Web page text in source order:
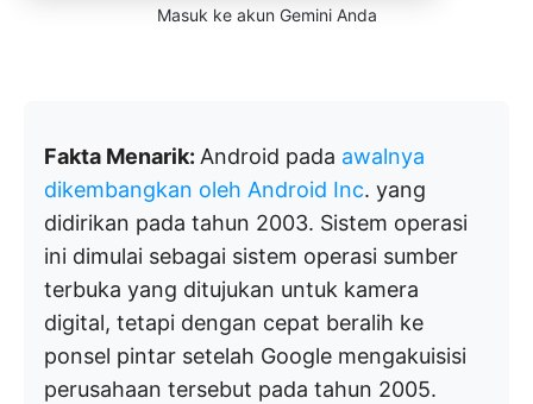
Masuk ke akun Gemini Anda
Fakta Menarik: Android pada awalnya
dikembangkan oleh Android Inc. yang
didirikan pada tahun 2003. Sistem operasi
ini dimulai sebagai sistem operasi sumber
terbuka yang ditujukan untuk kamera
digital, tetapi dengan cepat beralih ke
ponsel pintar setelah Google mengakuisisi
perusahaan tersebut pada tahun 2005.